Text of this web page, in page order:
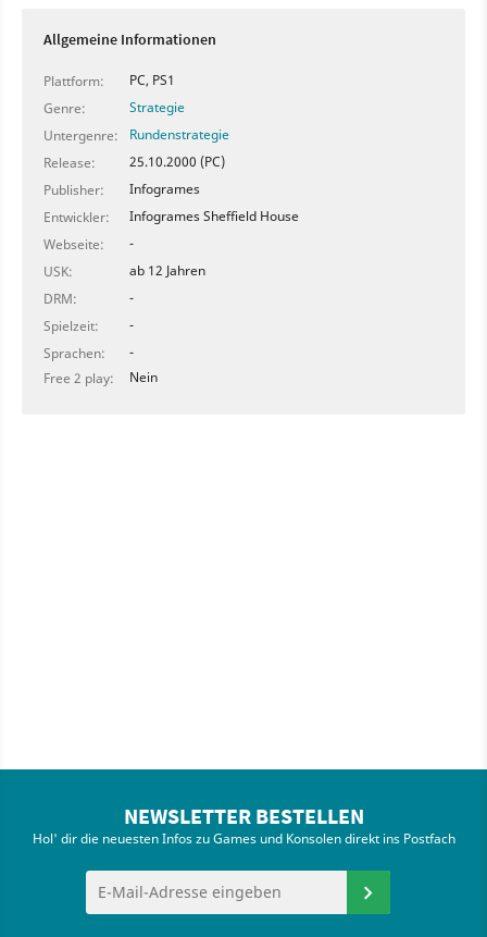
Allgemeine Informationen
Plattform:
PC, PS1
Genre:
Strategie
Untergenre:
Rundenstrategie
Release:
25.10.2000 (PC)
Publisher:
Infogrames
Entwickler:
Infogrames Sheffield House
Webseite:
-
USK:
ab 12 Jahren
DRM:
-
Spielzeit:
-
Sprachen:
-
Free 2 play:
Nein
NEWSLETTER BESTELLEN
Hol' dir die neuesten Infos zu Games und Konsolen direkt ins Postfach